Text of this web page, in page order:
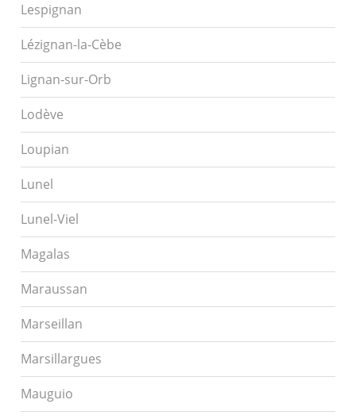
Lespignan
Lézignan-la-Cèbe
Lignan-sur-Orb
Lodève
Loupian
Lunel
Lunel-Viel
Magalas
Maraussan
Marseillan
Marsillargues
Mauguio